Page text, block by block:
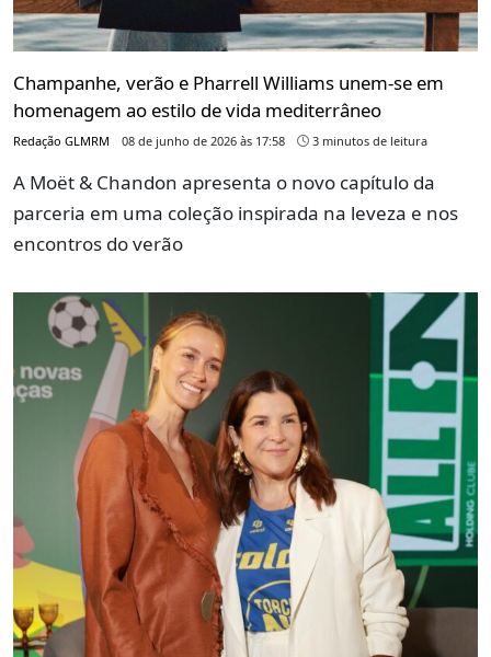
Champanhe, verão e Pharrell Williams unem-se em
homenagem ao estilo de vida mediterrâneo
Redação GLMRM 08 de junho de 2026 às 17:58 3 minutos de leitura
A Moët & Chandon apresenta o novo capítulo da
parceria em uma coleção inspirada na leveza e nos
encontros do verão